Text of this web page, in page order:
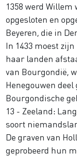
1358 werd
opgesloten en
Beyeren, die in
In 1433 moest
haar landen
van Bourgondië,
Henegouwen
Bourgondische
13 - Zeeland:
soort
De graven van
geprobeerd hun